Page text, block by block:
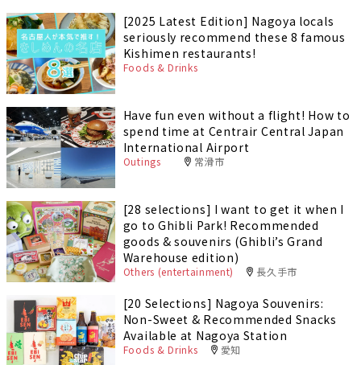
[2025 Latest Edition] Nagoya locals
seriously recommend these 8 famous
Kishimen restaurants!
Foods & Drinks
Have fun even without a flight! How to
spend time at Centrair Central Japan
International Airport
Outings 常滑市
[28 selections] I want to get it when I
go to Ghibli Park! Recommended
goods & souvenirs (Ghibli’s Grand
Warehouse edition)
Others (entertainment) 長久手市
[20 Selections] Nagoya Souvenirs:
Non-Sweet & Recommended Snacks
Available at Nagoya Station
Foods & Drinks 愛知